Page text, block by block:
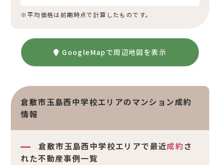
※平均価格は前期時点で計算したものです。
GoogleMapで周辺地図を表示
倉敷市玉島西中学校エリアのマンション成約
情報
倉敷市玉島西中学校エリアで最近成約さ
れた不動産事例一覧